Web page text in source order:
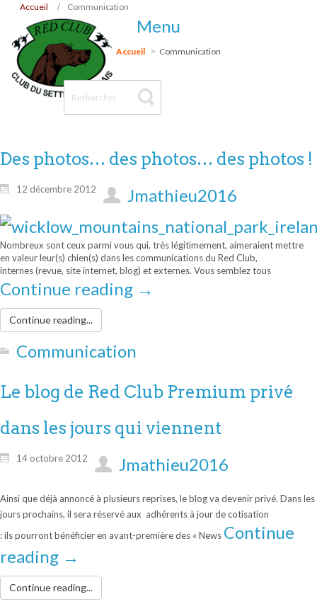
Accueil Communication
Menu
Accueil Communication
Des photos… des photos… des photos !
12 décembre 2012 Jmathieu2016
Nombreux sont ceux parmi vous qui, très légitimement, aimeraient mettre
en valeur leur(s) chien(s) dans les communications du Red Club,
internes (revue, site internet, blog) et externes. Vous semblez tous
Continue reading →
Continue reading...
Communication
Le blog de Red Club Premium privé
dans les jours qui viennent
14 octobre 2012 Jmathieu2016
Ainsi que déjà annoncé à plusieurs reprises, le blog va devenir privé. Dans les
jours prochains, il sera réservé aux adhérents à jour de cotisation
: ils pourront bénéficier en avant-première des « News Continue
reading →
Continue reading...